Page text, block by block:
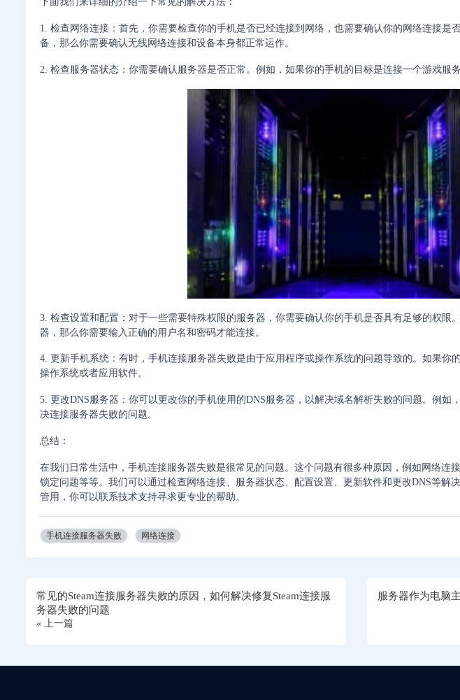
1. 检查网络连接：首先，你需要检查你的手机是否已经连接到网络，也需要确认你的网络连接是
备，那么你需要确认无线网络连接和设备本身都正常运作。
2. 检查服务器状态：你需要确认服务器是否正常。例如，如果你的手机的目标是连接一个游戏服
3. 检查设置和配置：对于一些需要特殊权限的服务器，你需要确认你的手机是否具有足够的权限
器，那么你需要输入正确的用户名和密码才能连接。
4. 更新手机系统：有时，手机连接服务器失败是由于应用程序或操作系统的问题导致的。如果你
操作系统或者应用软件。
5. 更改DNS服务器：你可以更改你的手机使用的DNS服务器，以解决域名解析失败的问题。例如
决连接服务器失败的问题。
总结：
在我们日常生活中，手机连接服务器失败是很常见的问题。这个问题有很多种原因，例如网络连
锁定问题等等。我们可以通过检查网络连接、服务器状态、配置设置、更新软件和更改DNS等解
管用，你可以联系技术支持寻求更专业的帮助。
手机连接服务器失败 网络连接
常见的Steam连接服务器失败的原因，如何解决修复Steam连接服
务器失败的问题
« 上一篇
服务器作为电脑